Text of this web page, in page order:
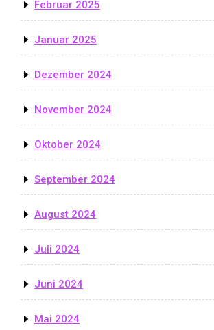
Februar 2025
Januar 2025
Dezember 2024
November 2024
Oktober 2024
September 2024
August 2024
Juli 2024
Juni 2024
Mai 2024